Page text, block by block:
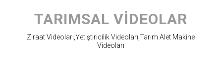
content
TARIMSAL VIDEOLAR
Ziraat Videoları,Yetiştiricilik Videoları,Tarım Alet Makine
Videoları